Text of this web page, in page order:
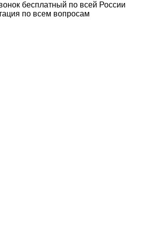
бесплатный по всей России
по всем вопросам